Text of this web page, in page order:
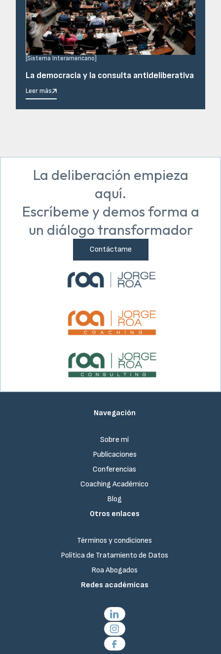
[Sistema Interamericano]
La democracia y la consulta antideliberativa
Leer más
La deliberación empieza
aquí.
Escríbeme y demos forma a
un diálogo transformador
Contáctame
Navegación
Sobre mí
Publicaciones
Conferencias
Coaching Académico
Blog
Otros enlaces
Términos y condiciones
Política de Tratamiento de Datos
Roa Abogados
Redes académicas